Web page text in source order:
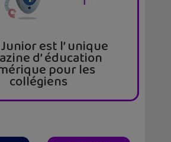
est l’ unique
d’ éducation
pour les
collégiens